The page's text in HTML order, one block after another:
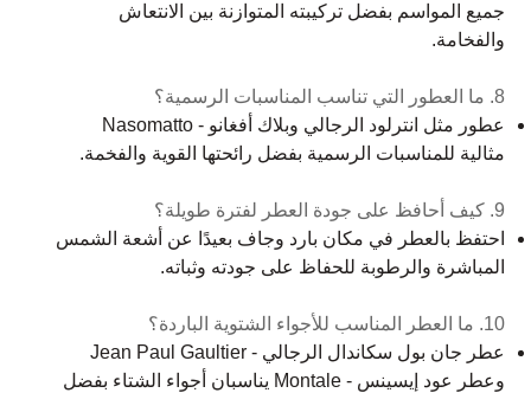
جميع المواسم بفضل تركيبته المتوازنة بين الانتعاش
والفخامة.
8. ما العطور التي تناسب المناسبات الرسمية؟
عطور مثل انترلود الرجالي وبلاك أفغانو - Nasomatto
مثالية للمناسبات الرسمية بفضل رائحتها القوية والفخمة.
9. كيف أحافظ على جودة العطر لفترة طويلة؟
احتفظ بالعطر في مكان بارد وجاف بعيدًا عن أشعة الشمس
المباشرة والرطوبة للحفاظ على جودته وثباته.
10. ما العطر المناسب للأجواء الشتوية الباردة؟
عطر جان بول سكاندال الرجالي - Jean Paul Gaultier
وعطر عود إيسينس - Montale يناسبان أجواء الشتاء بفضل